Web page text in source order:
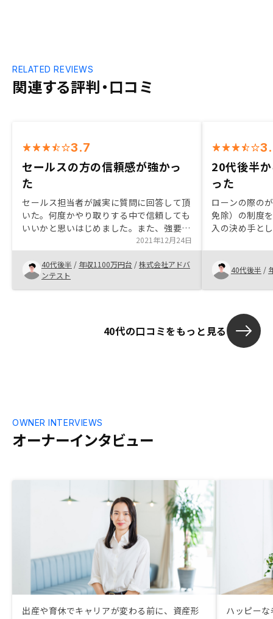
関連する評判・口コミ
RELATED REVIEWS
3.7
セールスの方の信頼感が強かっ
た
セールス担当者が誠実に質問に回答して頂
いた。何度かやり取りする中で信頼しても
いいかと思いはじめました。また、強要さ
れなかったのが私にとってよかったです。
強引に勧誘されると引いてしまうので、そ
ういったセールスがないのも決め手でし
た。
2021年12月24日
40代後半 / 年収1100万円台 /株式会社アドバ
ンテスト
20代後半
った
ローンの際の
免除）の制度
入の決め手と
したが、この
に出会えてい
正職員で月に
ができる人な
説明などは、
サービスの理
けると有り難
40代後半 /
40代の口コミをもっと見る
オーナーインタビュー
OWNER INTERVIEWS
出産や育休でキャリアが変わる前に、資産形
ハッピー